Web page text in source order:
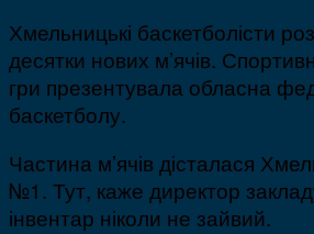
Хмельницькі баскетболісти
десятки нових м’ячів.
гри презентувала обласна
баскетболу.
Частина м’ячів дісталася
№1. Тут, каже директор
інвентар ніколи не зайвий.